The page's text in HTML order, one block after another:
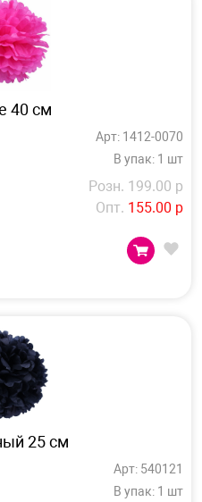
40 см
Арт: 1412-0070
В упак: 1 шт
Розн. 199.00 р
Опт. 155.00 р
25 см
Арт: 540121
В упак: 1 шт